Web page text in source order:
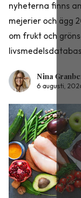
nyheterna finns
mejerier och ägg
om frukt och
Nina
6 augusti,